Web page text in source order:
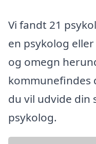
Vi fandt 21
en psykolog
og omegn
kommunefindes
du vil udvide din
psykolog.